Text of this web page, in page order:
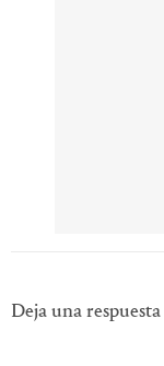
Deja una respuesta